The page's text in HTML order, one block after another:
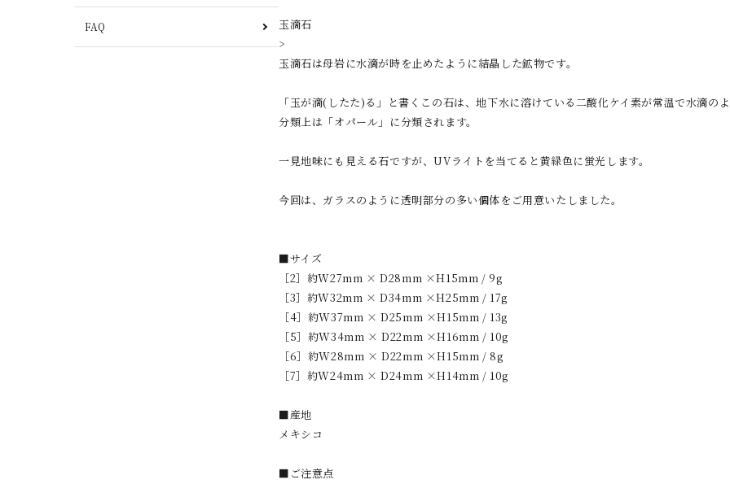
FAQ
玉滴石
>
玉滴石は母岩に水滴が時を止めたように結晶した鉱物です。
「玉が滴(したた)る」と書くこの石は、地下水に溶けている二酸化ケイ素が常温で水滴の
分類上は「オパール」に分類されます。
一見地味にも見える石ですが、UVライトを当てると黄緑色に蛍光します。
今回は、ガラスのように透明部分の多い個体をご用意いたしました。
■サイズ
［2］約W27mm × D28mm ×H15mm / 9g
［3］約W32mm × D34mm ×H25mm / 17g
［4］約W37mm × D25mm ×H15mm / 13g
［5］約W34mm × D22mm ×H16mm / 10g
［6］約W28mm × D22mm ×H15mm / 8g
［7］約W24mm × D24mm ×H14mm / 10g
■産地
メキシコ
■ご注意点